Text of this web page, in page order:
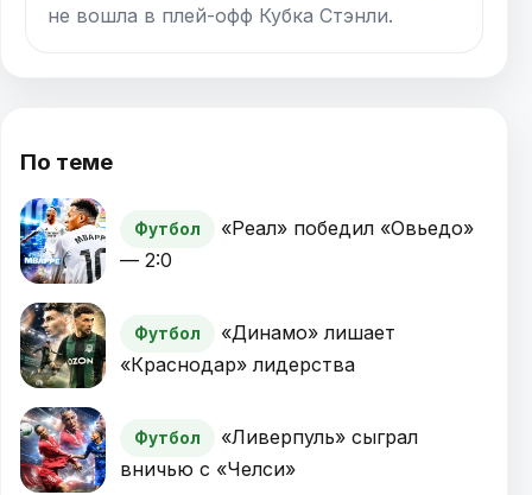
не вошла в плей-офф Кубка Стэнли.
По теме
Футбол
«Реал» победил «Овьедо»
— 2:0
Футбол
«Динамо» лишает
«Краснодар» лидерства
Футбол
«Ливерпуль» сыграл
вничью с «Челси»